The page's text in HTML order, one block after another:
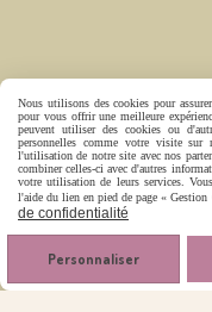
Nous utilisons des cookies pour
pour vous offrir une meilleure
peuvent utiliser des cookies ou
personnelles comme votre visite sur
l'utilisation de notre site avec nos
combiner celles-ci avec d'autres
votre utilisation de leurs services.
l'aide du lien en pied de page «
de confidentialité
Personnaliser